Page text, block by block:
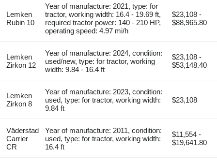
Lemken
Rubin 10
Year of manufacture: 2021, type: for
tractor, working width: 16.4 - 19.69 ft,
required tractor power: 140 - 210 HP,
operating speed: 4.97 mi/h
$23,108 -
$88,965.80
Lemken
Zirkon 12
Year of manufacture: 2024, condition:
used/new, type: for tractor, working
width: 9.84 - 16.4 ft
$23,108 -
$53,148.40
Lemken
Zirkon 8
Year of manufacture: 2023, condition:
used, type: for tractor, working width:
9.84 ft
$23,108
Väderstad
Carrier
CR
Year of manufacture: 2011, condition:
used, type: for tractor, working width:
16.4 ft
$11,554 -
$19,641.80